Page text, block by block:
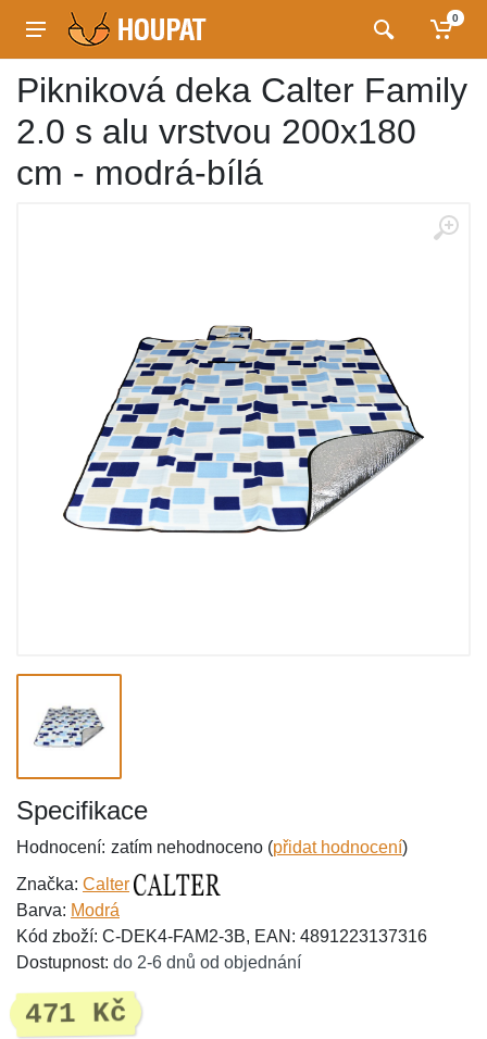
0
Pikniková deka Calter Family
2.0 s alu vrstvou 200x180
cm - modrá-bílá
Specifikace
Hodnocení: zatím nehodnoceno (přidat hodnocení)
Značka: Calter
Barva: Modrá
Kód zboží: C-DEK4-FAM2-3B, EAN: 4891223137316
Dostupnost: do 2-6 dnů od objednání
471 Kč